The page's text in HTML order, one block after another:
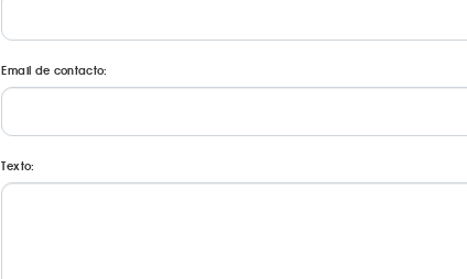
Email de contacto:
Texto: